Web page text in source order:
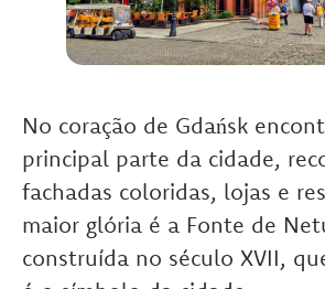
No coração de Gdańsk
principal parte da cidade,
fachadas coloridas, lojas e
maior glória é a Fonte de
construída no século XVII,